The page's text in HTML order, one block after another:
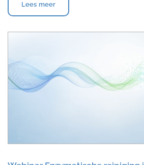
Lees meer